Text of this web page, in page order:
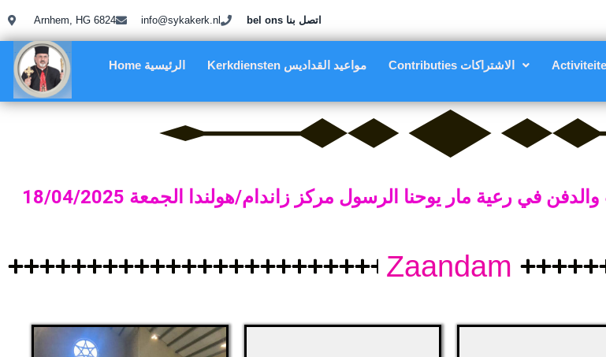
Arnhem, HG 6824 info@sykakerk.nl bel ons اتصل بنا
Home الرئيسية Kerkdiensten مواعيد القداديس Contributies الاشتراكات
في رعية مار يوحنا الرسول مركز زاندام/هولندا الجمعة 18/04/2025
Zaandam